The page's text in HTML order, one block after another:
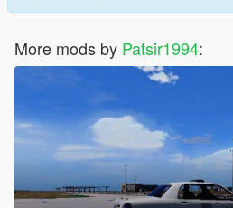
More mods by Patsir1994: